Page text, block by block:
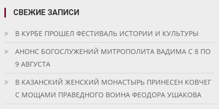
СВЕЖИЕ ЗАПИСИ
В КУРБЕ ПРОШЕЛ ФЕСТИВАЛЬ ИСТОРИИ И КУЛЬТУРЫ
АНОНС БОГОСЛУЖЕНИЙ МИТРОПОЛИТА ВАДИМА С 8 ПО
9 АВГУСТА
В КАЗАНСКИЙ ЖЕНСКИЙ МОНАСТЫРЬ ПРИНЕСЕН КОВЧЕГ
С МОЩАМИ ПРАВЕДНОГО ВОИНА ФЕОДОРА УШАКОВА